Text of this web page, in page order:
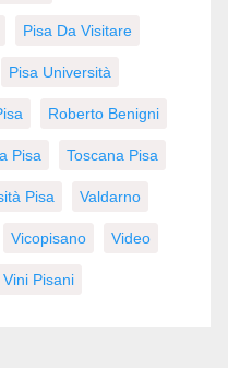
Pisa Da Visitare
Pisa Università
Roberto Benigni
Pisa Toscana Pisa
Pisa Valdarno
Vicopisano Video
Vini Pisani